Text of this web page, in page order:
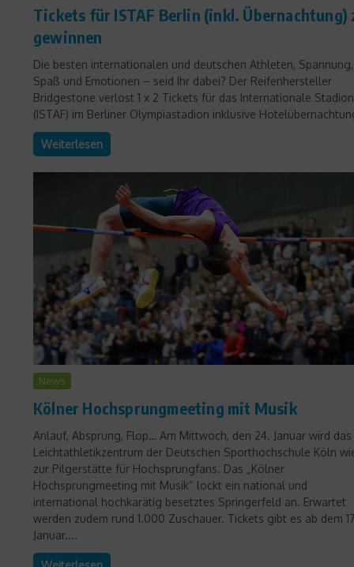
Tickets für ISTAF Berlin (inkl. Übernachtung)
gewinnen
Die besten internationalen und deutschen Athleten, Spannung,
Spaß und Emotionen – seid Ihr dabei? Der Reifenhersteller
Bridgestone verlost 1 x 2 Tickets für das Internationale
(ISTAF) im Berliner Olympiastadion inklusive
Weiterlesen
News
Kölner Hochsprungmeeting mit Musik
Anlauf, Absprung, Flop… Am Mittwoch, den 24. Januar wird das
Leichtathletikzentrum der Deutschen Sporthochschule Köln
zur Pilgerstätte für Hochsprungfans. Das „Kölner
Hochsprungmeeting mit Musik“ lockt ein national und
international hochkarätig besetztes Springerfeld an. Erwartet
werden zudem rund 1.000 Zuschauer. Tickets gibt es ab dem
Januar....